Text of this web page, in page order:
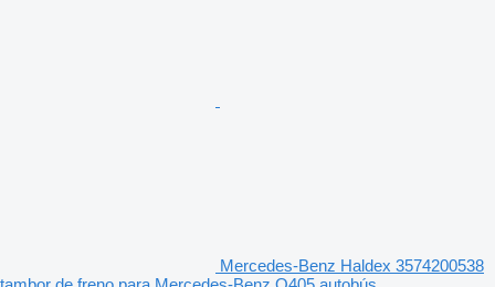
Mercedes-Benz Haldex 3574200538